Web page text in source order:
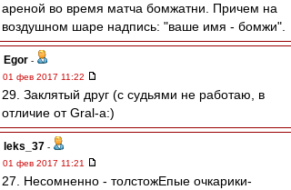
ареной во время матча бомжатни. Причем на
воздушном шаре надпись: "ваше имя - бомжи".
Egor -
01 фев 2017 11:22
29. Заклятый друг (с судьями не работаю, в
отличие от Gral-a:)
leks_37 -
01 фев 2017 11:21
27. Несомненно - толстожЕпые очкарики-